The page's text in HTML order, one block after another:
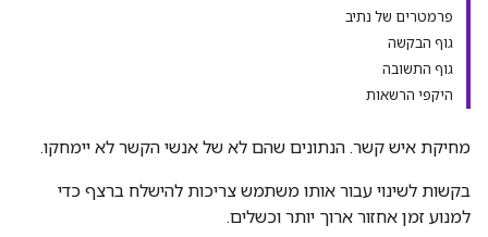
פרמטרים של נתיב
גוף הבקשה
גוף התשובה
היקפי הרשאות
מחיקת איש קשר. הנתונים שהם לא של אנשי הקשר לא יימחקו.
בקשות לשינוי עבור אותו משתמש צריכות להישלח ברצף כדי
למנוע זמן אחזור ארוך יותר וכשלים.